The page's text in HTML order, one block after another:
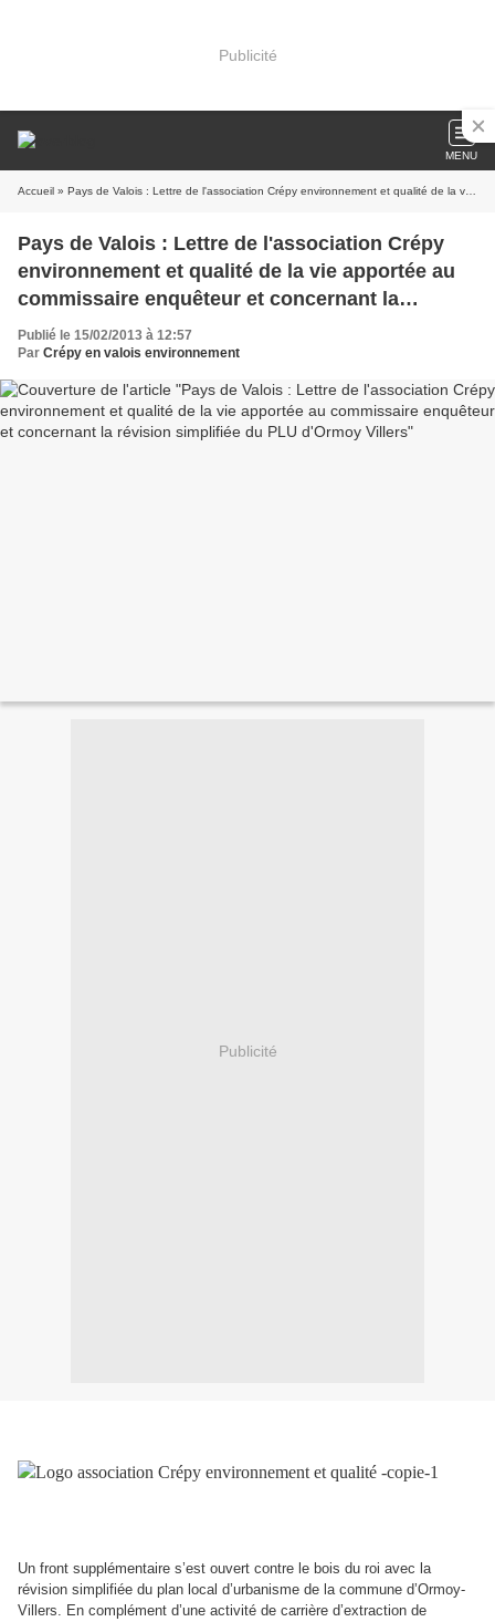
Publicité
MENU
Accueil » Pays de Valois : Lettre de l'association Crépy environnement et qualité de la vie apportée au commissaire enquêteur et concernant la révision simplifiée du PLU d'Ormoy Villers
Pays de Valois : Lettre de l'association Crépy
environnement et qualité de la vie apportée au
commissaire enquêteur et concernant la
révision simplifiée du PLU d'Ormoy Villers
Publié le 15/02/2013 à 12:57
Par Crépy en valois environnement
Publicité
Un front supplémentaire s’est ouvert contre le bois du roi avec la
révision simplifiée du plan local d’urbanisme de la commune d’Ormoy-
Villers. En complément d’une activité de carrière d’extraction de